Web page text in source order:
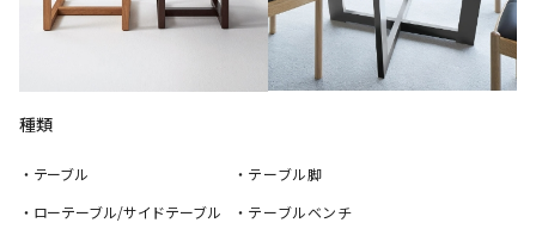
種類
・テーブル
・ローテーブル/サイドテーブル
・テーブル脚
・テーブルベンチ